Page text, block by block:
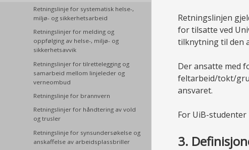
Retningslinje for systematisk helse-,
miljø- og sikkerhetsarbeid
Retningslinjer for melding og
oppfølging av helse-, miljø- og
sikkerhetsavvik
Retningslinjer for tilrettelegging og
samarbeid mellom linjeleder og
verneombud
Retningslinje for brannvern
Retningslinjer for håndtering av vold
og trusler
Retningslinje for synsundersøkelse og
anskaffelse av arbeidsplassbriller
Retningslinjen
for tilsatte ved
tilknytning til den
Der ansatte med
feltarbeid/tokt/
ansvaret.
For UiB-
3.